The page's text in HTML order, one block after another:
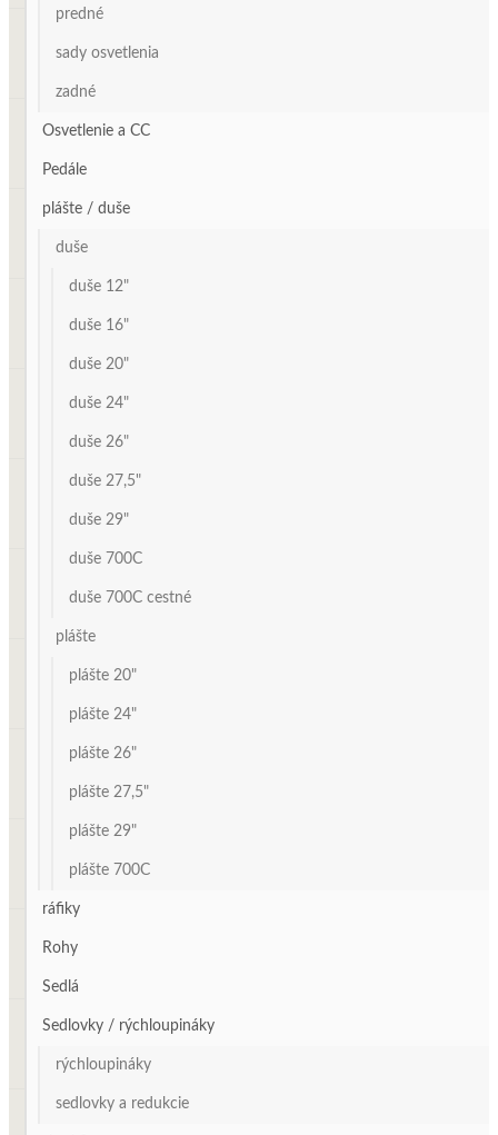
predné
sady osvetlenia
zadné
Osvetlenie a CC
Pedále
plášte / duše
duše
duše 12"
duše 16"
duše 20"
duše 24"
duše 26"
duše 27,5"
duše 29"
duše 700C
duše 700C cestné
plášte
plášte 20"
plášte 24"
plášte 26"
plášte 27,5"
plášte 29"
plášte 700C
ráfiky
Rohy
Sedlá
Sedlovky / rýchloupináky
rýchloupináky
sedlovky a redukcie